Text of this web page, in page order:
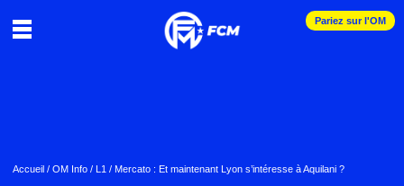
Pariez sur l'OM
Accueil / OM Info / L1 / Mercato : Et maintenant Lyon s’intéresse à Aquilani ?